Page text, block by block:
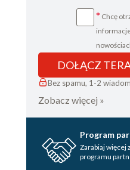
* Chcę
DOŁĄCZ
Bez spamu, 1-2
Zobacz więcej »
Program
Zarabiaj więcej
programu